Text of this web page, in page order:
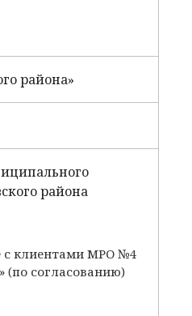
района»
района
с клиентами МРО №4
(по согласованию)